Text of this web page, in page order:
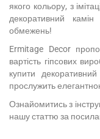
якого кольору, з
декоративний
обмежень!
Ermitage Decor
вартість гіпсових
купити
прослужить
Ознайомитись з
нашу статтю за